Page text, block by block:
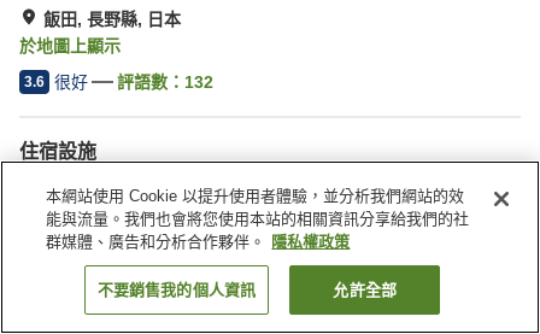
飯田, 長野縣, 日本
於地圖上顯示
3.6 很好 評語數： 132
住宿設施
停車場
Spa／美容沙龍
餐廳
自動販賣機
找客房
本網站使用 Cookie 以提升使用者體驗，並分析我們網站的效
能與流量。我們也會將您使用本站的相關資訊分享給我們的社
群媒體、廣告和分析合作夥伴。
隱私權政策
不要銷售我的個人資訊 允許全部